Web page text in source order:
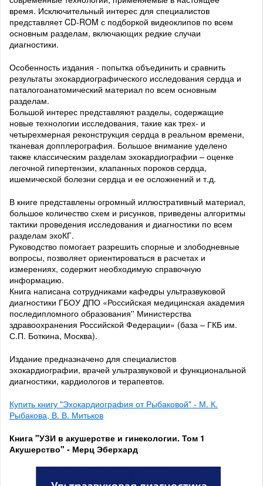
время. Исключительный интерес для специалистов
представляет CD-ROM с подборкой видеоклипов по всем
основным разделам, включающих редкие случаи
диагностики.
Особенность издания - попытка объединить и сравнить
результаты эхокардиографического исследования сердца и
паталогоанатомический материал по всем основным
разделам.
Большой интерес представляют разделы, содержащие
новые технологии исследования, такие как трех- и
четырехмерная реконструкция сердца в реальном времени,
тканевая допплерография. Большое внимание уделено
также классическим разделам эхокардиографии – оценке
легочной гипертензии, клапанных пороков сердца,
ишемической болезни сердца и ее осложнений и т.д.
В книге представлены огромный иллюстративный материал,
большое количество схем и рисунков, приведены алгоритмы
тактики проведения исследования и диагностики по всем
разделам эхоКГ.
Руководство помогает разрешить спорные и злободневные
вопросы, позволяет ориентироваться в расчетах и
измерениях, содержит необходимую справочную
информацию.
Книга написана сотрудниками кафедры ультразвуковой
диагностики ГБОУ ДПО «Российская медицинская академия
последипломного образования'' Министерства
здравоохранения Российской Федерации» (база – ГКБ им.
С.П. Боткина, Москва).
Издание предназначено для специалистов
эхокардиографии, врачей ультразвуковой и функциональной
диагностики, кардиологов и терапевтов.
Купить книгу "Эхокардиография от Рыбаковой" - М. К.
Рыбакова, В. В. Митьков
Книга "УЗИ в акушерстве и гинекологии. Том 1
Акушерство" - Мерц Эберхард